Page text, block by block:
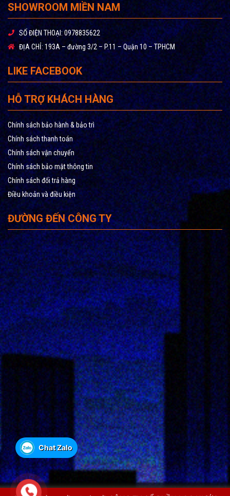
SHOWROOM MIỀN NAM
SỐ ĐIỆN THOẠI:0978835622
ĐỊA CHỈ:193A – đường 3/2 – P.11 – Quận 10 – TPHCM
LIKE FACEBOOK
HỖ TRỢ KHÁCH HÀNG
Chính sách bảo hành & bảo trì
Chính sách thanh toán
Chính sách vận chuyển
Chính sách bảo mật thông tin
Chính sách đổi trả hàng
Điều khoản và điều kiện
ĐƯỜNG ĐẾN CÔNG TY
Chat Zalo